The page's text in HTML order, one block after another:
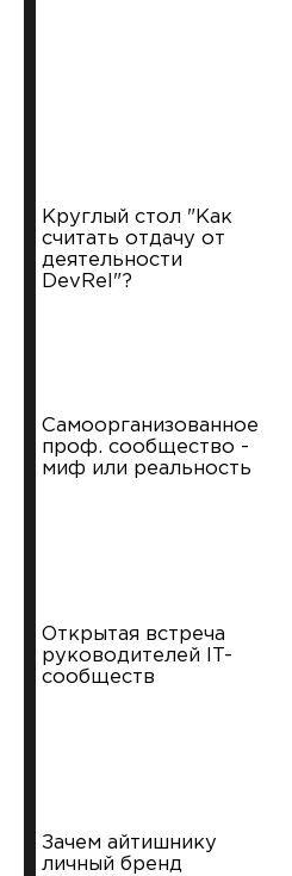
Круглый стол "Как
считать отдачу от
деятельности
DevRel"?
Самоорганизованное
проф. сообщество -
миф или реальность
Открытая встреча
руководителей IT-
сообществ
Зачем айтишнику
личный бренд